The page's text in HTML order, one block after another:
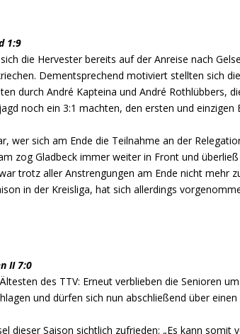
1:9
die Hervester bereits auf der Anreise nach
Dementsprechend motiviert stellten sich
durch André Kapteina und André Rothlübbers,
noch ein 3:1 machten, den ersten und einzigen
wer sich am Ende die Teilnahme an der
zog Gladbeck immer weiter in Front und
trotz aller Anstrengungen am Ende nicht mehr
in der Kreisliga, hat sich allerdings
II 7:0
des TTV: Erneut verblieben die Senioren
und dürfen sich nun abschließend über
dieser Saison sichtlich zufrieden: „Es kann somit